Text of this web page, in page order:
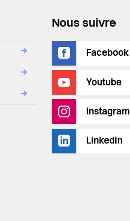
→
→
→
Nous suivre
Facebook
Youtube
Instagram
Linkedin